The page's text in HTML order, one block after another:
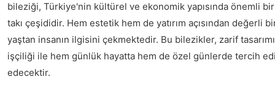
bileziği, Türkiye'nin kültürel ve ekonomik yapısında önemli
takı çeşididir. Hem estetik hem de yatırım açısından değerli
yaştan insanın ilgisini çekmektedir. Bu bilezikler, zarif
işçiliği ile hem günlük hayatta hem de özel günlerde tercih
edecektir.